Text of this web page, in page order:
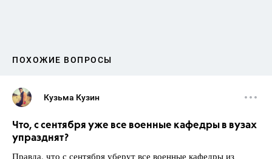
ПОХОЖИЕ ВОПРОСЫ
Кузьма Кузин
Что, с сентября уже все военные кафедры в вузах
упразднят?
Правда, что с сентября уберут все военные кафедры из